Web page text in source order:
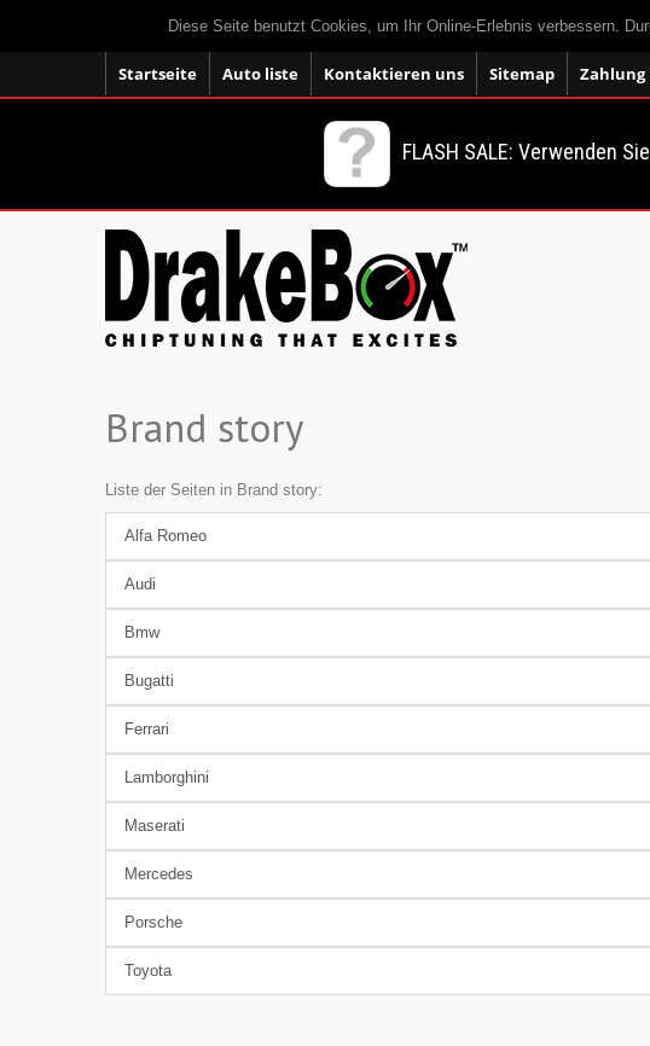
Diese Seite benutzt Cookies, um Ihr Online-Erlebnis verbessern.
Startseite Auto liste Kontaktieren uns Sitemap Zahlung
FLASH SALE: Verwenden
Brand story
Liste der Seiten in Brand story:
Alfa Romeo
Audi
Bmw
Bugatti
Ferrari
Lamborghini
Maserati
Mercedes
Porsche
Toyota